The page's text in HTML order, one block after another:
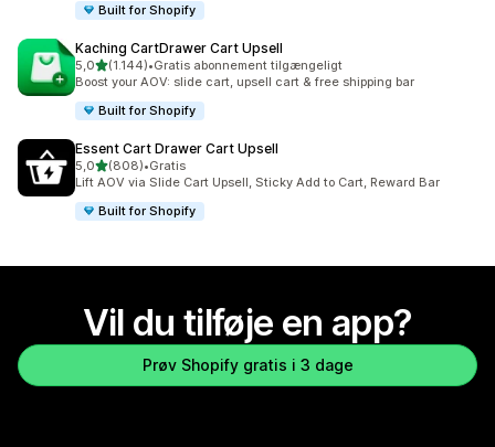
Built for Shopify
Kaching CartDrawer Cart Upsell
5,0ud af 5 stjerner
(1.144)
1144 anmeldelser i alt
•Gratis abonnement tilgængeligt
Boost your AOV: slide cart, upsell cart & free shipping bar
Built for Shopify
Essent Cart Drawer Cart Upsell
5,0ud af 5 stjerner
(808)
808 anmeldelser i alt
•Gratis
Lift AOV via Slide Cart Upsell, Sticky Add to Cart, Reward Bar
Built for Shopify
Vil du tilføje en app?
Prøv Shopify gratis i 3 dage